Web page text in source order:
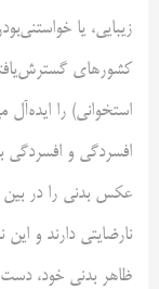
زیبایی، یا
کشورهای
استخوانی) را
افسردگی و افسردگی
نارضایتی دارند و
ظاهر بدنی خود،